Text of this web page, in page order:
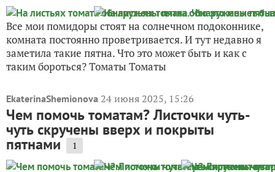
Все мои помидоры стоят на солнечном подоконнике,
комната постоянно проветривается. И тут недавно я
заметила такие пятна. Что это может быть и как с
таким бороться? Томаты Томаты
EkaterinaShemionova 24 июня 2025, 15:26
Чем помочь томатам? Листочки чуть-
чуть скручены вверх и покрыты
пятнами 1